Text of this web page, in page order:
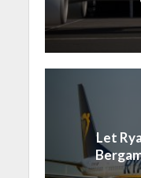
Let